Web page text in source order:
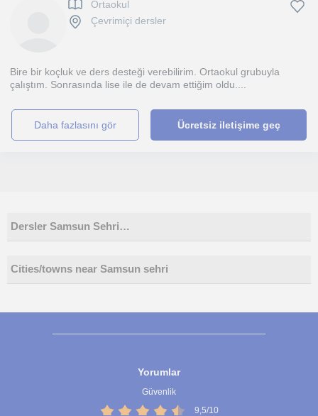
Ortaokul
Çevrimiçi dersler
Bire bir koçluk ve ders desteği verebilirim. Ortaokul grubuyla
çalıştım. Sonrasında lise ile de devam ettiğim oldu....
daha fazlasını gör Ücretsiz iletişime geç
Dersler Samsun Sehri…
Cities/towns near Samsun sehri
Yorumlar
Güvenlik
9,5/10